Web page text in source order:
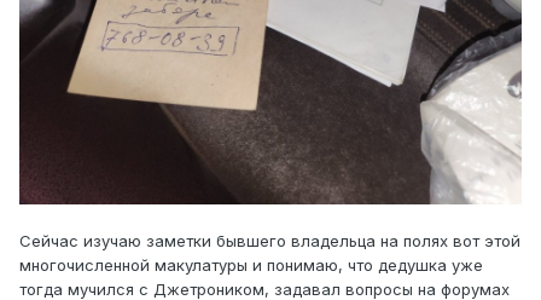
Сейчас изучаю заметки бывшего владельца на полях вот этой
многочисленной макулатуры и понимаю, что дедушка уже
тогда мучился с Джетроником, задавал вопросы на форумах